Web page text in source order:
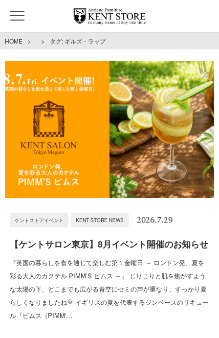
HOME > > タグ: ギルズ・ラップ
ケントストアイベント KENT STORE NEWS 2026.7.29
【ケントサロン東京】8月イベント開催のお知らせ
『英国の暮らしを食を通じて楽しむ第１金曜日 ～ ロンドン発、夏を
彩る大人のカクテル PIMM’S ピムス ～』 じりじりと肌を焦がすよう
な太陽の下、どこまでも広がる青空にセミの声が重なり、すっかり夏
らしくなりましたね🌞 イギリスの夏を代表するジンベースのリキュー
ル『ピムス（PIMM'…